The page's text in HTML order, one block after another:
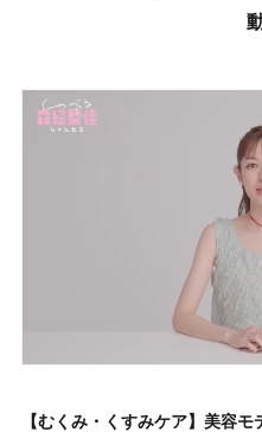
【むくみ・くすみケア】美容